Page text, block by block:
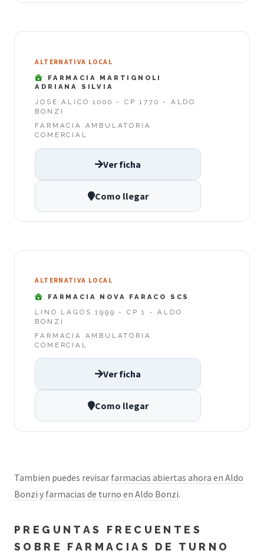
ALTERNATIVA LOCAL
FARMACIA MARTIGNOLI
ADRIANA SILVIA
JOSE ALICO 1000 - CP 1770 - ALDO
BONZI
FARMACIA AMBULATORIA
COMERCIAL
Ver ficha
Como llegar
ALTERNATIVA LOCAL
FARMACIA NOVA FARACO SCS
LINO LAGOS 1999 - CP 1 - ALDO
BONZI
FARMACIA AMBULATORIA
COMERCIAL
Ver ficha
Como llegar
Tambien puedes revisar farmacias abiertas ahora en Aldo
Bonzi y farmacias de turno en Aldo Bonzi.
PREGUNTAS FRECUENTES
SOBRE FARMACIAS DE TURNO